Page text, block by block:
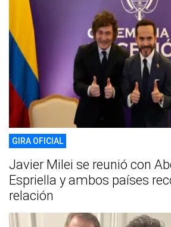
GIRA OFICIAL
Javier Milei se reunió con
Espriella y ambos países
relación